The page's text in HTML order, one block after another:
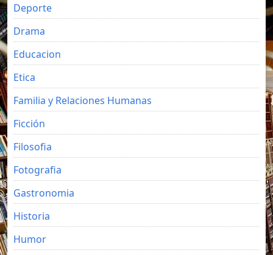
Deporte
Drama
Educacion
Etica
Familia y Relaciones Humanas
Ficción
Filosofia
Fotografia
Gastronomia
Historia
Humor